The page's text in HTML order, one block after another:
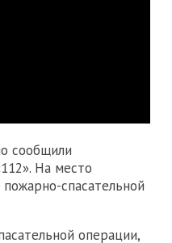
сообщили
На место
спасательной
операции,